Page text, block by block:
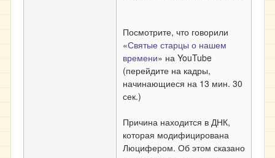
Посмотрите, что говорили
«Святые старцы о нашем
времени» на YouTube
(перейдите на кадры,
начинающиеся на 13 мин. 30
сек.)
Причина находится в ДНК,
которая модифицирована
Люцифером. Об этом сказано